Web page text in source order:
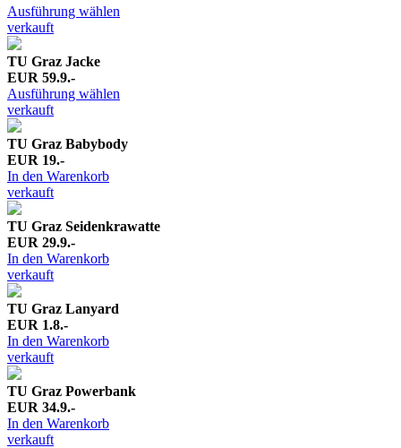
Ausführung wählen
verkauft
TU Graz Jacke
EUR 59.9.-
Ausführung wählen
verkauft
TU Graz Babybody
EUR 19.-
In den Warenkorb
verkauft
TU Graz Seidenkrawatte
EUR 29.9.-
In den Warenkorb
verkauft
TU Graz Lanyard
EUR 1.8.-
In den Warenkorb
verkauft
TU Graz Powerbank
EUR 34.9.-
In den Warenkorb
verkauft